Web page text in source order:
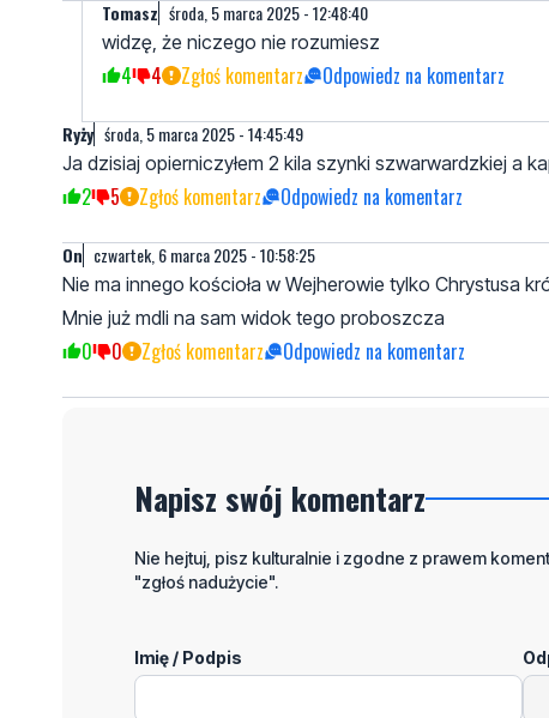
Tomasz środa, 5 marca 2025 - 12:48:40
widzę, że niczego nie rozumiesz
4 4 Zgłoś komentarz Odpowiedz na komentarz
Ryży środa, 5 marca 2025 - 14:45:49
Ja dzisiaj opierniczyłem 2 kila szynki szwarwardzkiej a
2 5 Zgłoś komentarz Odpowiedz na komentarz
On czwartek, 6 marca 2025 - 10:58:25
Nie ma innego kościoła w Wejherowie tylko Chrystusa
Mnie już mdli na sam widok tego proboszcza
0 0 Zgłoś komentarz Odpowiedz na komentarz
Napisz swój komentarz
Nie hejtuj, pisz kulturalnie i zgodne z prawem
"zgłoś nadużycie".
Imię / Podpis